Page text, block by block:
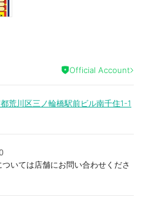
Official Account
荒川区三ノ輪橋駅前ビル南千住1-1
いては店舗にお問い合わせくださ